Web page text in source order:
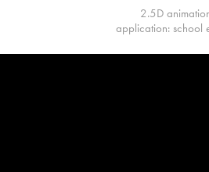
2.5D
application: school